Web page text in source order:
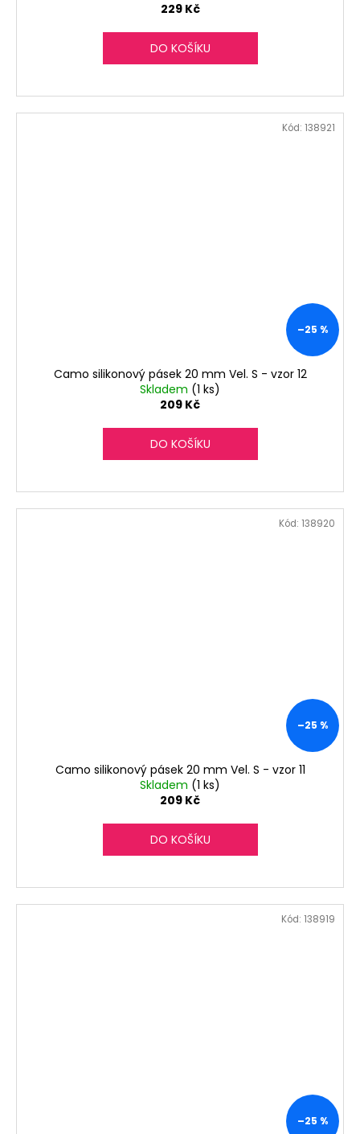
229 Kč
DO KOŠÍKU
–25 %
Camo silikonový pásek 20 mm Vel. S - vzor 12
Skladem (1 ks)
209 Kč
DO KOŠÍKU
Kód: 138921
–25 %
Camo silikonový pásek 20 mm Vel. S - vzor 11
Skladem (1 ks)
209 Kč
DO KOŠÍKU
Kód: 138920
–25 %
Kód: 138919